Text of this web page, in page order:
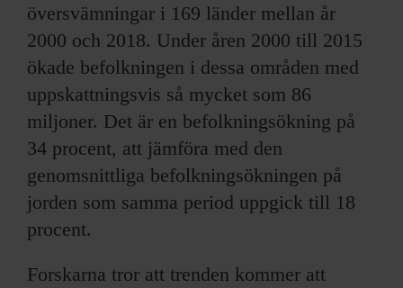
översvämningar i 169 länder mellan år
2000 och 2018. Under åren 2000 till 2015
ökade befolkningen i dessa områden med
uppskattningsvis så mycket som 86
miljoner. Det är en befolkningsökning på
34 procent, att jämföra med den
genomsnittliga befolkningsökningen på
jorden som samma period uppgick till 18
procent.
Forskarna tror att trenden kommer att